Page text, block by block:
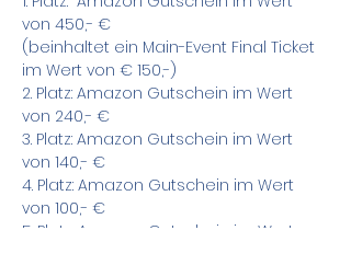
von 450,- €
(beinhaltet ein Main-Event Final Ticket
im Wert von € 150,-)
2. Platz: Amazon Gutschein im Wert
von 240,- €
3. Platz: Amazon Gutschein im Wert
von 140,- €
4. Platz: Amazon Gutschein im Wert
von 100,- €
5. Platz: Amazon Gutschein im Wert